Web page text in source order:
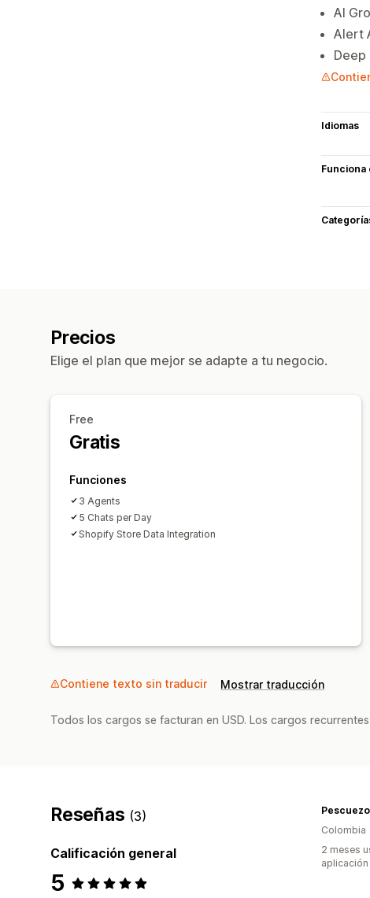
AI
Alert
Deep
Idiomas
Funciona
Precios
Elige el plan que mejor se adapte a tu negocio.
Free
Gratis
Funciones
3 Agents
5 Chats per Day
Shopify Store Data Integration
Contiene texto sin traducir Mostrar traducción
Todos los cargos se facturan en USD. Los cargos
Reseñas (3)
Calificación general
5
Pescuezo
Colombia
2 meses
aplicación